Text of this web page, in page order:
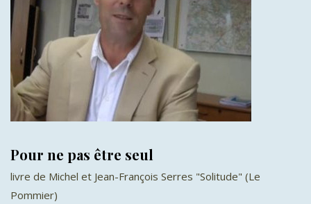
Pour ne pas être seul
livre de Michel et Jean-François Serres "Solitude" (Le
Pommier)